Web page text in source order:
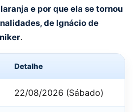
e por que ela se tornou
de Ignácio de
.
Detalhe
22/08/2026 (Sábado)